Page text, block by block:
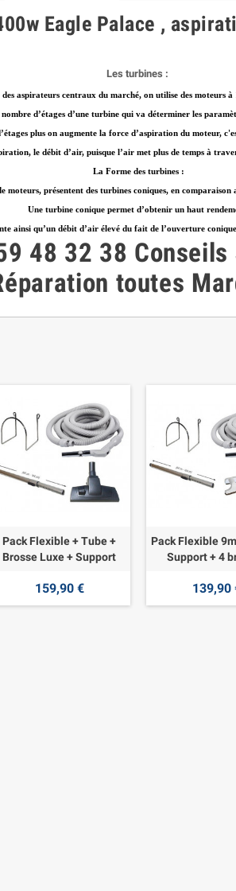
Eagle Palace ,
Les turbines :
aspirateurs centraux du marché, on utilise des moteurs à
d’étages d’une turbine qui va déterminer les
plus on augmente la force d’aspiration du moteur,
le débit d’air, puisque l’air met plus de temps à
La Forme des turbines :
moteurs, présentent des turbines coniques, en
Une turbine conique permet d’obtenir un haut
ainsi qu’un débit d’air élevé du fait de l’ouverture
48 32 38 Conseils
toutes
Pack Flexible + Tube +
Brosse Luxe + Support
159,90 €
Pack Flexible
Support + 4
139,90